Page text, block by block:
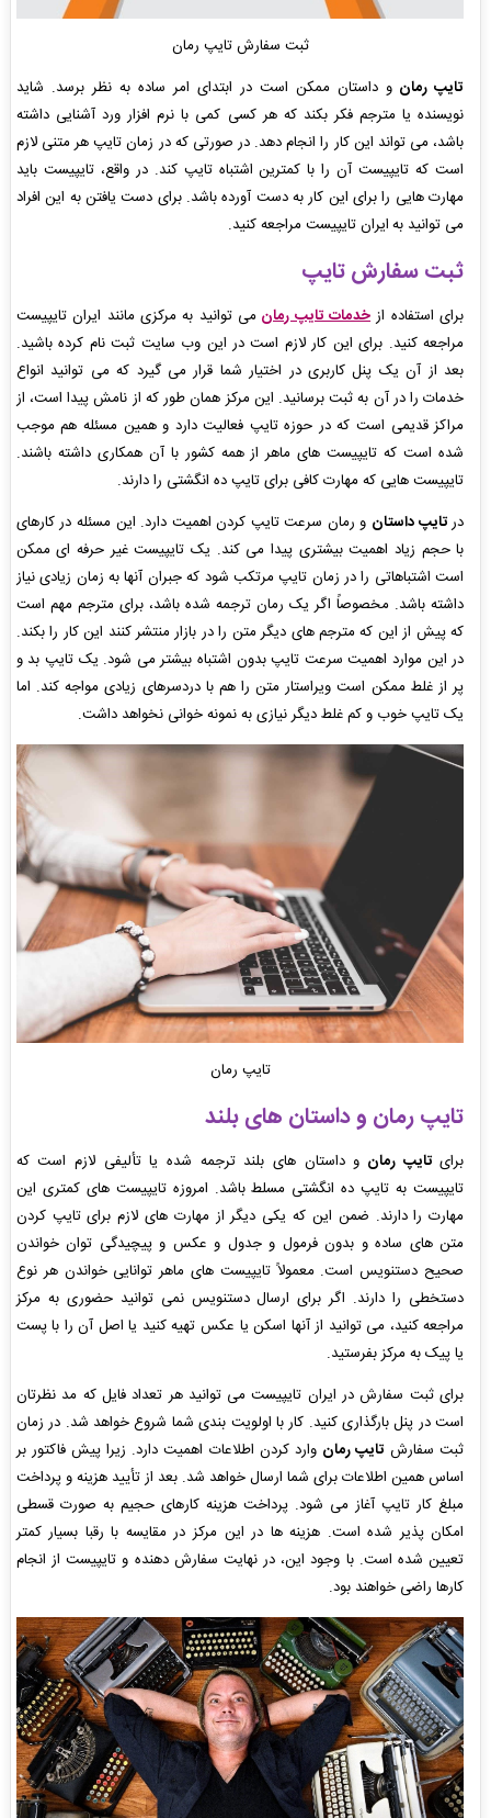
ثبت سفارش تایپ رمان
تایپ رمان و داستان ممکن است در ابتدای امر ساده به نظر برسد. شاید
نویسنده یا مترجم فکر بکند که هر کسی کمی با نرم افزار ورد آشنایی داشته
باشد، می تواند این کار را انجام دهد. در صورتی که در زمان تایپ هر متنی لازم
است که تایپیست آن را با کمترین اشتباه تایپ کند. در واقع، تایپیست باید
مهارت هایی را برای این کار به دست آورده باشد. برای دست یافتن به این افراد
می توانید بهایران تایپیست مراجعه کنید.
ثبت سفارش تایپ
برای استفاده از خدمات تایپ رمان می توانید به مرکزی مانند ایران تایپیست
مراجعه کنید. برای این کار لازم است در این وب سایت ثبت نام کرده باشید.
بعد از آن یک پنل کاربری در اختیار شما قرار می گیرد که می توانید انواع
خدمات را در آن به ثبت برسانید. این مرکز همان طور که از نامش پیدا است، از
مراکز قدیمی است که در حوزه تایپ فعالیت دارد و همین مسئله هم موجب
شده است که تایپیست های ماهر از همه کشور با آن همکاری داشته باشند.
تایپیست هایی که مهارت کافی برای تایپ ده انگشتی را دارند.
درتایپ داستان و رمان سرعت تایپ کردن اهمیت دارد. این مسئله در کارهای
با حجم زیاد اهمیت بیشتری پیدا می کند. یک تایپیست غیر حرفه ای ممکن
است اشتباهاتی را در زمان تایپ مرتکب شود که جبران آنها به زمان زیادی نیاز
داشته باشد. مخصوصاً اگر یک رمان ترجمه شده باشد، برای مترجم مهم است
که پیش از این که مترجم های دیگر متن را در بازار منتشر کنند این کار را بکند.
در این موارد اهمیت سرعت تایپ بدون اشتباه بیشتر می شود. یک تایپ بد و
پر از غلط ممکن است ویراستار متن را هم با دردسرهای زیادی مواجه کند. اما
یک تایپ خوب و کم غلط دیگر نیازی به نمونه خوانی نخواهد داشت.
تایپ رمان
تایپ رمان و داستان های بلند
برایتایپ رمان و داستان های بلند ترجمه شده یا تألیفی لازم است که
تایپیست به تایپ ده انگشتی مسلط باشد. امروزه تایپیست های کمتری این
مهارت را دارند. ضمن این که یکی دیگر از مهارت های لازم برای تایپ کردن
متن های ساده و بدون فرمول و جدول و عکس و پیچیدگی توان خواندن
صحیح دستنویس است. معمولاً تایپیست های ماهر توانایی خواندن هر نوع
دستخطی را دارند. اگر برای ارسال دستنویس نمی توانید حضوری به مرکز
مراجعه کنید، می توانید از آنها اسکن یا عکس تهیه کنید یا اصل آن را با پست
یا پیک به مرکز بفرستید.
برای ثبت سفارش در ایران تایپیست می توانید هر تعداد فایل که مد نظرتان
است در پنل بارگذاری کنید. کار با اولویت بندی شما شروع خواهد شد. در زمان
ثبت سفارش تایپ رمان وارد کردن اطلاعات اهمیت دارد. زیرا پیش فاکتور بر
اساس همین اطلاعات برای شما ارسال خواهد شد. بعد از تأیید هزینه و پرداخت
مبلغ کار تایپ آغاز می شود. پرداخت هزینه کارهای حجیم به صورت قسطی
امکان پذیر شده است. هزینه ها در این مرکز در مقایسه با رقبا بسیار کمتر
تعیین شده است. با وجود این، در نهایت سفارش دهنده و تایپیست از انجام
کارها راضی خواهند بود.